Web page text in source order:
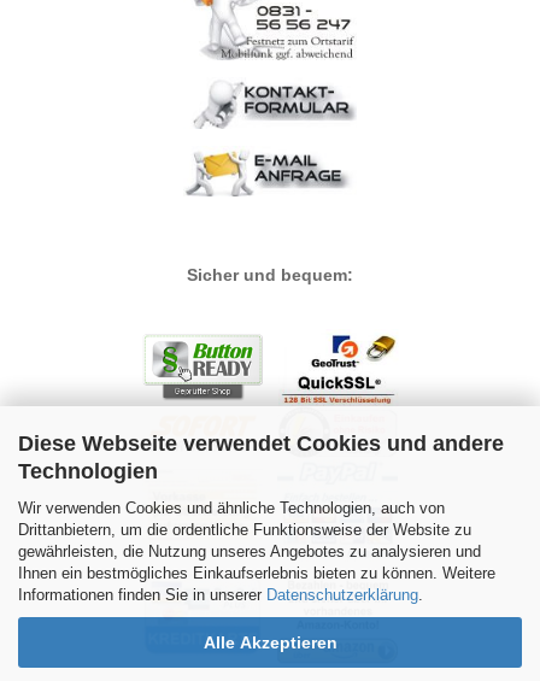
Diese Webseite verwendet Cookies und andere
Technologien
Wir verwenden Cookies und ähnliche Technologien, auch von
Drittanbietern, um die ordentliche Funktionsweise der Website zu
gewährleisten, die Nutzung unseres Angebotes zu analysieren und
Ihnen ein bestmögliches Einkaufserlebnis bieten zu können. Weitere
Informationen finden Sie in unserer Datenschutzerklärung
Alle Akzeptieren
Sicher und bequem: